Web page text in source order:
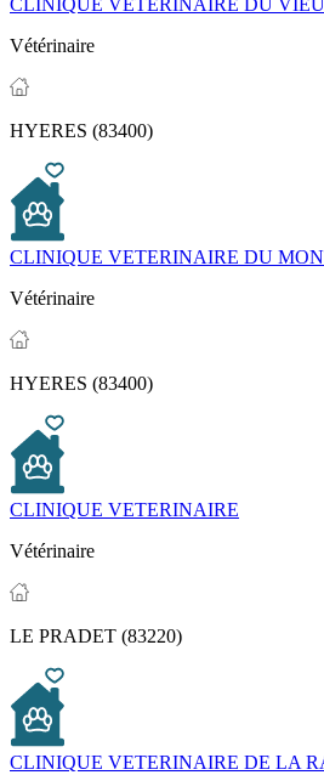
CLINIQUE VETERINAIRE DU
Vétérinaire
HYERES (83400)
CLINIQUE VETERINAIRE DU
Vétérinaire
HYERES (83400)
CLINIQUE VETERINAIRE
Vétérinaire
LE PRADET (83220)
CLINIQUE VETERINAIRE DE LA